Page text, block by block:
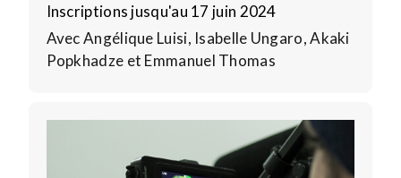
Inscriptions jusqu'au 17 juin 2024
Avec Angélique Luisi, Isabelle Ungaro, Akaki
Popkhadze et Emmanuel Thomas